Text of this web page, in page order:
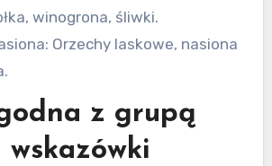
winogrona, śliwki.
Orzechy laskowe, nasiona
z grupą